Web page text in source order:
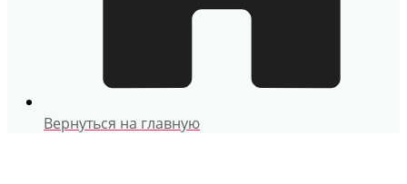
Вернуться на главную